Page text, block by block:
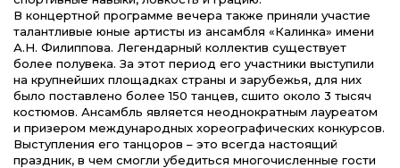
В концертной программе вечера также приняли участие
талантливые юные артисты из ансамбля «Калинка» имени
А.Н. Филиппова. Легендарный коллектив существует
более полувека. За этот период его участники выступили
на крупнейших площадках страны и зарубежья, для них
было поставлено более 150 танцев, сшито около 3 тысяч
костюмов. Ансамбль является неоднократным лауреатом
и призером международных хореографических конкурсов.
Выступления его танцоров – это всегда настоящий
праздник, в чем смогли убедиться многочисленные гости